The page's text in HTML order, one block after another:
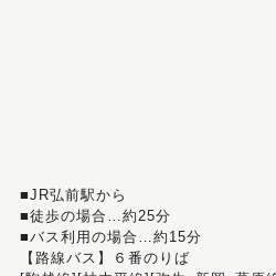
■JR弘前駅から
■徒歩の場合…約25分
■バス利用の場合…約15分
【路線バス】６番のりば